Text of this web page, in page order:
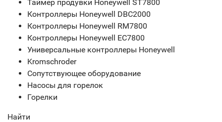
Таймер продувки Honeywell ST7800
Контроллеры Honeywell DBC2000
Контроллеры Honeywell RM7800
Контроллеры Honeywell EC7800
Универсальные контроллеры Honeywell
Kromschroder
Сопутствующее оборудование
Насосы для горелок
Горелки
Найти